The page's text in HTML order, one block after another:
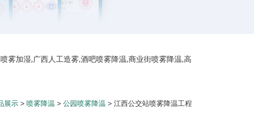
雾加湿,广西人工造雾,酒吧喷雾降温,商业街喷雾降温,高
展示 > 喷雾降温 > 公园喷雾降温 > 江西公交站喷雾降温工程